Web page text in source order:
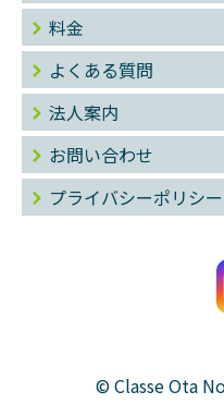
料金
よくある質問
法人案内
お問い合わせ
プライバシーポリシー
© Classe Ota